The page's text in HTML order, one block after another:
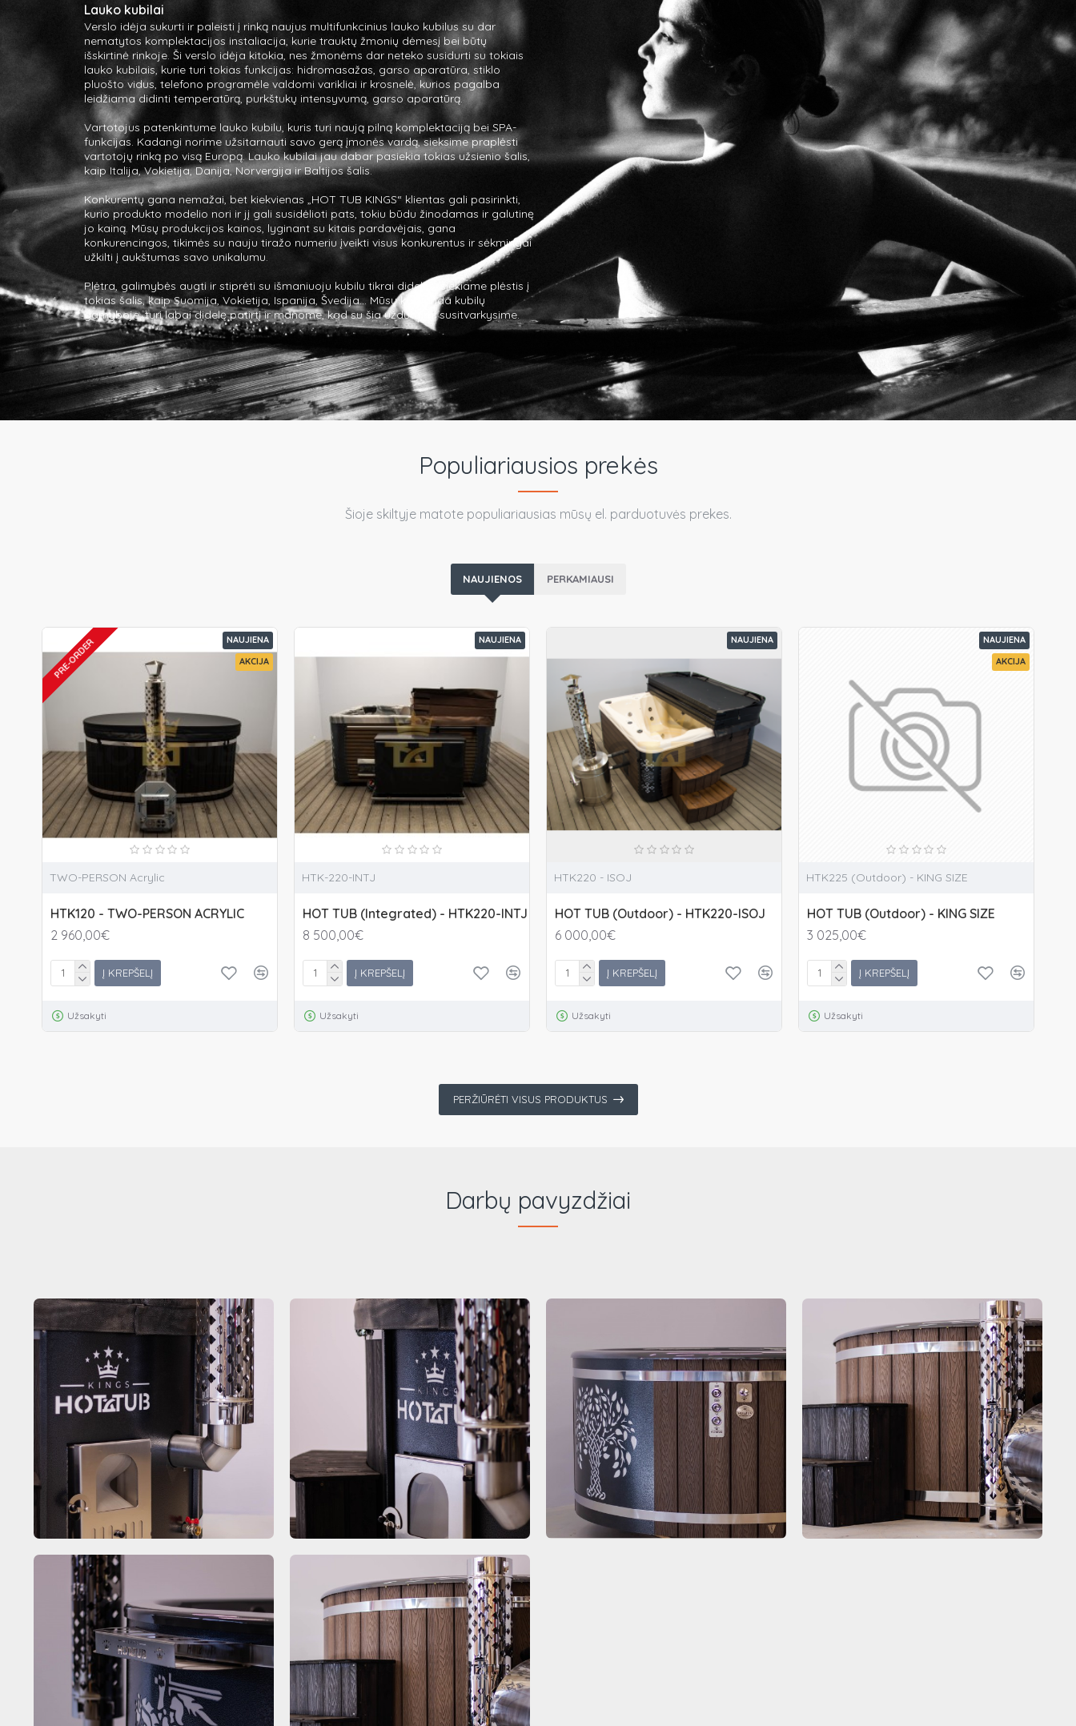
Lauko kubilai
Verslo idėja sukurti ir paleisti į rinką naujus multifunkcinius lauko kubilus su dar
nematytos komplektacijos instaliacija, kurie trauktų žmonių dėmesį bei būtų
išskirtinė rinkoje. Ši verslo idėja kitokia, nes žmonėms dar neteko susidurti su tokiais
lauko kubilais, kurie turi tokias funkcijas: hidromasažas, garso aparatūra, stiklo
pluošto vidus, telefono programėle valdomi varikliai ir krosnelė, kurios pagalba
leidžiama didinti temperatūrą, purkštukų intensyvumą, garso aparatūrą.
Vartotojus patenkintume lauko kubilu, kuris turi naują pilną komplektaciją bei SPA-
funkcijas. Kadangi norime užsitarnauti savo gerą įmonės vardą, sieksime praplėsti
vartotojų rinką po visą Europą. Lauko kubilai jau dabar pasiekia tokias užsienio šalis,
kaip Italija, Vokietija, Danija, Norvergija ir Baltijos šalis.
Konkurentų gana nemažai, bet kiekvienas „HOT TUB KINGS“ klientas gali pasirinkti,
kurio produkto modelio nori ir jį gali susidėlioti pats, tokiu būdu žinodamas ir galutinę
jo kainą. Mūsų produkcijos kainos, lyginant su kitais pardavėjais, gana
konkurencingos, tikimės su nauju tiražo numeriu įveikti visus konkurentus ir sėkmingai
užkilti į aukštumas savo unikalumu.
Plėtra, galimybės augti ir stiprėti su išmaniuoju kubilu tikrai didelės, siekiame plėstis į
tokias šalis, kaip Suomija, Vokietija, Ispanija, Švedija... Mūsų komanda kubilų
gamyboje, turi labai didelę patirtį ir manome, kad su šia užduotimi susitvarkysime.
Populiariausios prekės
Šioje skiltyje matote populiariausias mūsų el. parduotuvės prekes.
NAUJIENOS PERKAMIAUSI
NAUJIENA
AKCIJA
PRE-ORDER
TWO-PERSON Acrylic
HTK120 - TWO-PERSON ACRYLIC
2 960,00€
Į KREPŠELĮ
Užsakyti
NAUJIENA
HTK-220-INTJ
HOT TUB (Integrated) - HTK220-INTJ
8 500,00€
Į KREPŠELĮ
Užsakyti
NAUJIENA
HTK220 - ISOJ
HOT TUB (Outdoor) - HTK220-ISOJ
6 000,00€
Į KREPŠELĮ
Užsakyti
NAUJIENA
AKCIJA
HTK225 (Outdoor) - KING SIZE
HOT TUB (Outdoor) - KING SIZE
3 025,00€
Į KREPŠELĮ
Užsakyti
PERŽIŪRĖTI VISUS PRODUKTUS
Darbų pavyzdžiai